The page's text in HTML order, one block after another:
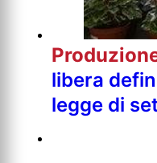
libera
legge di